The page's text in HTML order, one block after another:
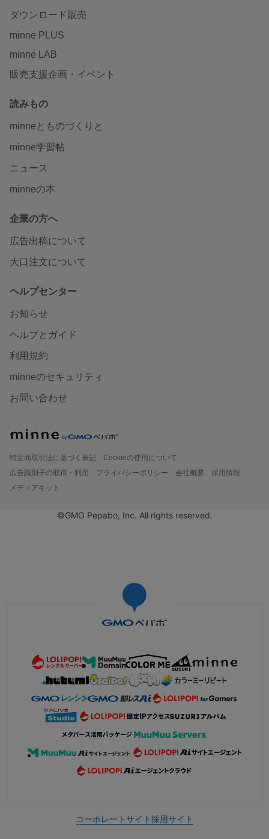
ダウンロード販売
minne PLUS
minne LAB
販売支援企画・イベント
読みもの
minneとものづくりと
minne学習帖
ニュース
minneの本
企業の方へ
広告出稿について
大口注文について
ヘルプセンター
お知らせ
ヘルプとガイド
利用規約
minneのセキュリティ
お問い合わせ
特定商取引法に基づく表記
Cookieの使用について
広告識別子の取得・利用
プライバシーポリシー 会社概要
採用情報
メディアキット
©GMO Pepabo, Inc. All rights reserved.
コーポレートサイト採用サイト